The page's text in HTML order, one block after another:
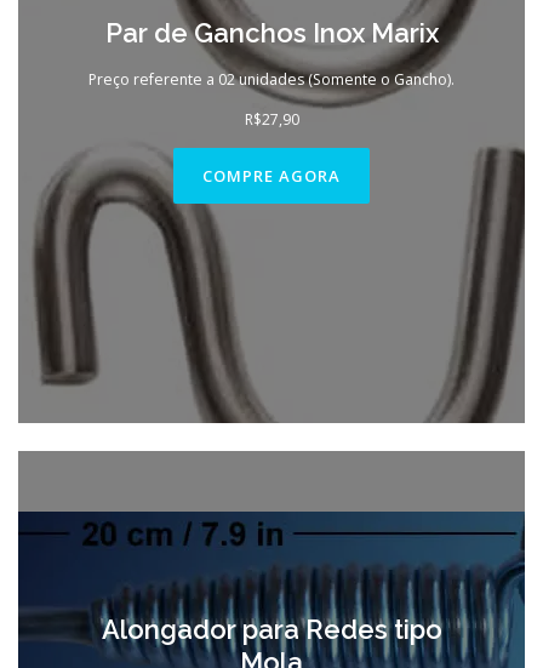
Par de Ganchos Inox Marix
Preço referente a 02 unidades (Somente o Gancho).
R$27,90
COMPRE AGORA
Alongador para Redes tipo
Mola